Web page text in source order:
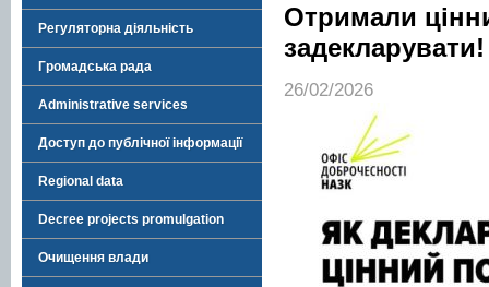
Регуляторна діяльність
Громадська рада
Administrative services
Доступ до публічної інформації
Regional data
Decree projects promulgation
Очищення влади
Отримали
задекларувати!
26/02/2026